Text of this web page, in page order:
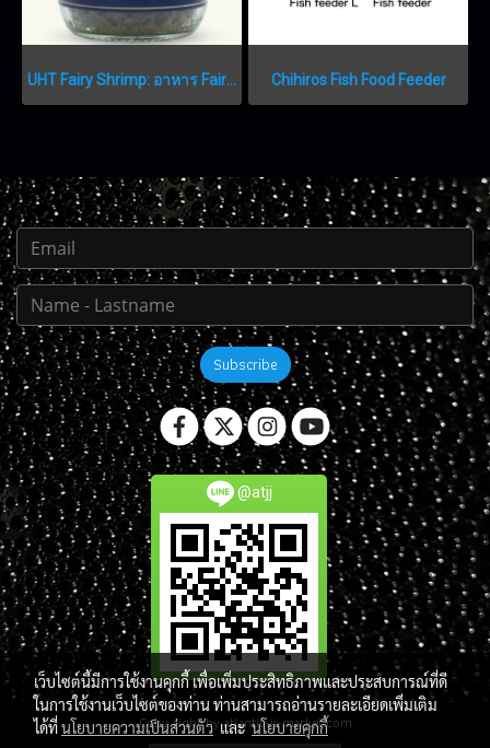
UHT Fairy Shrimp: อาหาร Fairy Shrimp เกรดพรีเมียม FAIRY SHRIMP Chihiros Fish Food Feeder
Subscribe
@atjj
Copy right by atlantis-jj-market.com
เว็บไซต์นี้มีการใช้งานคุกกี้ เพื่อเพิ่มประสิทธิภาพและประสบการณ์ที่ดี
ในการใช้งานเว็บไซต์ของท่าน ท่านสามารถอ่านรายละเอียดเพิ่มเติม
ได้ที่นโยบายความเป็นส่วนตัวและนโยบายคุกกี้